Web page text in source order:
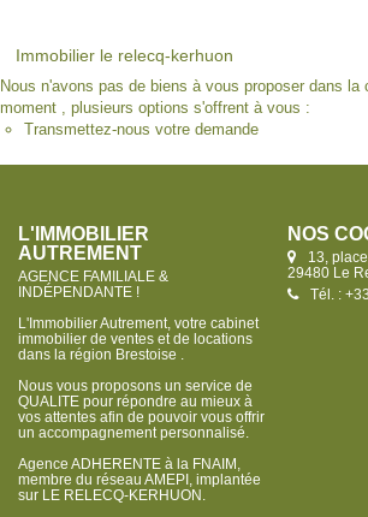
Immobilier le relecq-kerhuon
Nous n'avons pas de biens à vous proposer dans la
moment , plusieurs options s'offrent à vous :
Transmettez-nous votre demande
L'IMMOBILIER
AUTREMENT
AGENCE FAMILIALE &
INDÉPENDANTE !
L'Immobilier Autrement, votre cabinet
immobilier de ventes et de locations
dans la région Brestoise .
Nous vous proposons un service de
QUALITE pour répondre au mieux à
vos attentes afin de pouvoir vous offrir
un accompagnement personnalisé.
Agence ADHERENTE à la FNAIM,
membre du réseau AMEPI, implantée
sur LE RELECQ-KERHUON.
NOS
13,
29480 Le
Tél. :